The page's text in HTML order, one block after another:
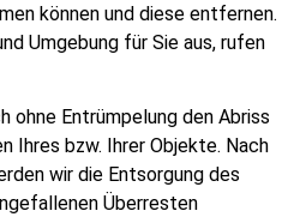
können und diese entfernen.
Umgebung für Sie aus, rufen
ohne Entrümpelung den Abriss
Ihres bzw. Ihrer Objekte. Nach
wir die Entsorgung des
Überresten